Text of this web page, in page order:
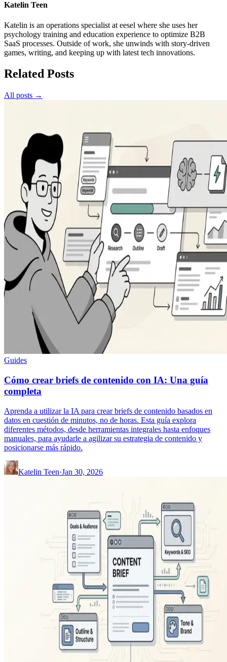
Katelin Teen
Katelin is an operations specialist at eesel where she uses her
psychology training and education experience to optimize B2B
SaaS processes. Outside of work, she unwinds with story-driven
games, writing, and keeping up with latest tech innovations.
Related Posts
All posts →
Guides
Cómo crear briefs de contenido con IA: Una guía
completa
Aprenda a utilizar la IA para crear briefs de contenido basados en
datos en cuestión de minutos, no de horas. Esta guía explora
diferentes métodos, desde herramientas integrales hasta enfoques
manuales, para ayudarle a agilizar su estrategia de contenido y
posicionarse más rápido.
Katelin Teen·Jan 30, 2026